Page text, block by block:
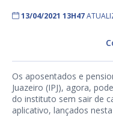
13/04/2021 13H47
Os aposentados e
Juazeiro (IPJ), agora,
do instituto sem sair de
aplicativo, lançados